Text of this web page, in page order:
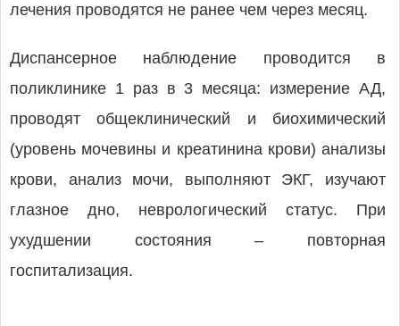
лечения проводятся не ранее чем через месяц.
Диспансерное наблюдение проводится в
поликлинике 1 раз в 3 месяца: измерение АД,
проводят общеклинический и биохимический
(уровень мочевины и креатинина крови) анализы
крови, анализ мочи, выполняют ЭКГ, изучают
глазное дно, неврологический статус. При
ухудшении состояния – повторная
госпитализация.